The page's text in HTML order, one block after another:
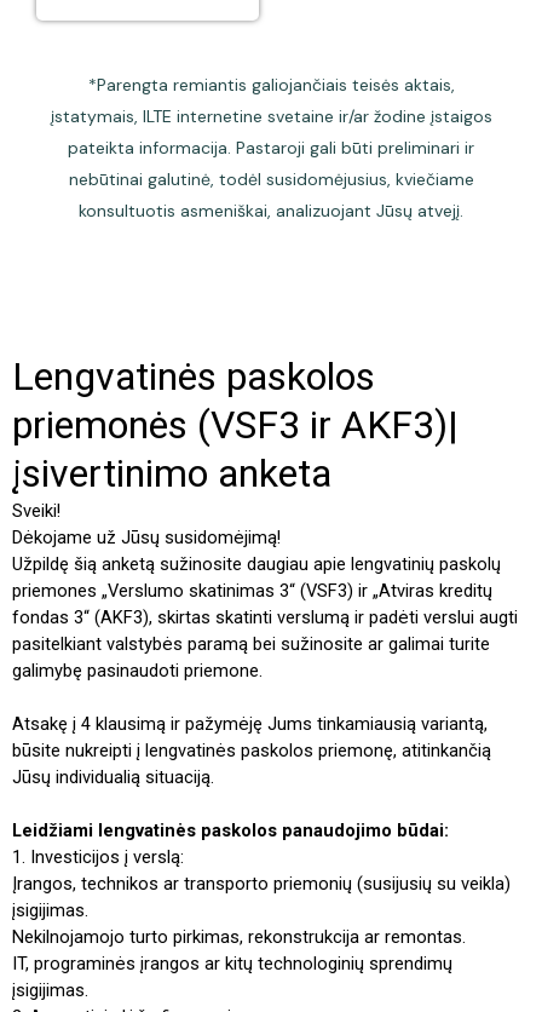
*Parengta remiantis galiojančiais teisės aktais,
įstatymais, ILTE internetine svetaine ir/ar žodine įstaigos
pateikta informacija. Pastaroji gali būti preliminari ir
nebūtinai galutinė, todėl susidomėjusius, kviečiame
konsultuotis asmeniškai, analizuojant Jūsų atvejį.